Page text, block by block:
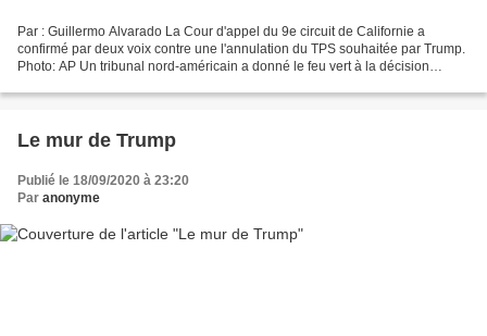
Par : Guillermo Alvarado La Cour d'appel du 9e circuit de Californie a
confirmé par deux voix contre une l'annulation du TPS souhaitée par Trump.
Photo: AP Un tribunal nord-américain a donné le feu vert à la décision
Le mur de Trump
Publié le 18/09/2020 à 23:20
Par anonyme